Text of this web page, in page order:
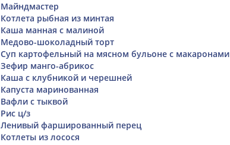
Майндмастер
Котлета рыбная из минтая
Каша манная с малиной
Медово-шоколадный торт
Суп картофельный на мясном бульоне с макаронами
Зефир манго-абрикос
Каша с клубникой и черешней
Капуста маринованная
Вафли с тыквой
Рис ц/з
Ленивый фаршированный перец
Котлеты из лосося